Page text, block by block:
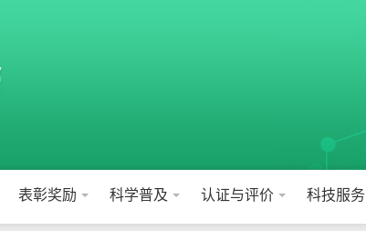
表彰奖励 科学普及 认证与评价 科技服务